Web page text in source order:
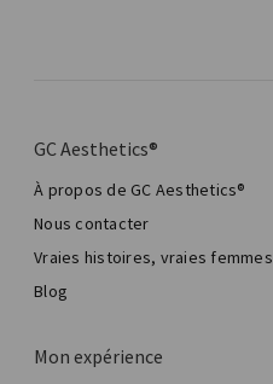
GC Aesthetics®
À propos de GC Aesthetics®
Nous contacter
Vraies histoires, vraies femmes
Blog
Mon expérience